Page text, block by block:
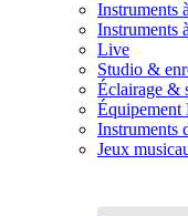
Instruments
Instruments
Live
Studio &
Éclairage &
Équipement
Instruments
Jeux